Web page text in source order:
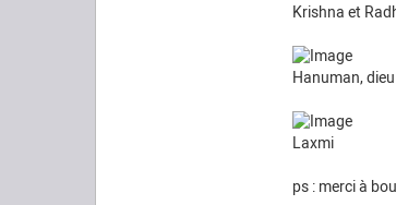
Krishna et
Hanuman,
Laxmi
ps : merci à